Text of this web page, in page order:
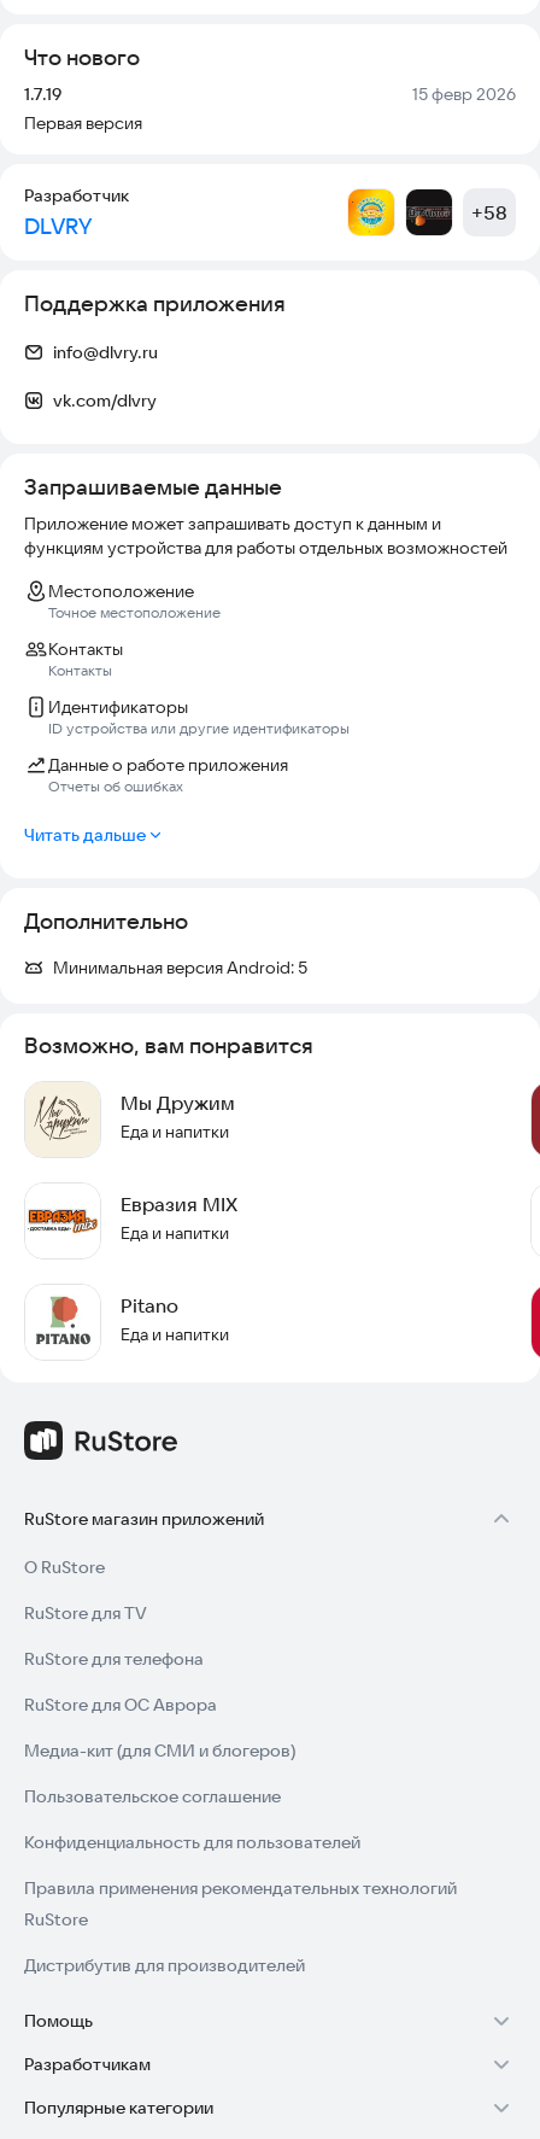
Что нового
Версия:
1.7.19 Дата:
15 февр 2026
Первая версия
Разработчик
DLVRY +58
Поддержка приложения
info@dlvry.ru
vk.com/dlvry
Запрашиваемые данные
Приложение может запрашивать доступ к данным и
функциям устройства для работы отдельных возможностей
Местоположение
Точное местоположение
Контакты
Контакты
Идентификаторы
ID устройства или другие идентификаторы
Данные о работе приложения
Отчеты об ошибках
Читать дальше
Дополнительно
Минимальная версия Android: 5
Возможно, вам понравится
Мы Дружим
Еда и напитки
Евразия MIX
Еда и напитки
Pitano
Еда и напитки
RuStore магазин приложений
О RuStore
RuStore для TV
RuStore для телефона
RuStore для ОС Аврора
Медиа-кит (для СМИ и блогеров)
Пользовательское соглашение
Конфиденциальность для пользователей
Правила применения рекомендательных технологий
RuStore
Дистрибутив для производителей
Помощь
Установка RuStore на TV
Установка RuStore на телефон
Разработчикам
Зарабатывать с RuStore
Популярные категории